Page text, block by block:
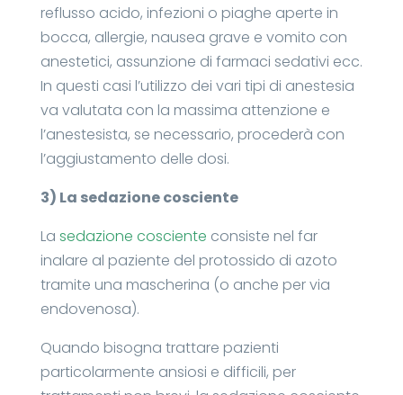
reflusso acido, infezioni o piaghe aperte in
bocca, allergie, nausea grave e vomito con
anestetici, assunzione di farmaci sedativi ecc.
In questi casi l’utilizzo dei vari tipi di anestesia
va valutata con la massima attenzione e
l’anestesista, se necessario, procederà con
l’aggiustamento delle dosi.
3) La sedazione cosciente
La sedazione cosciente consiste nel far
inalare al paziente del protossido di azoto
tramite una mascherina (o anche per via
endovenosa).
Quando bisogna trattare pazienti
particolarmente ansiosi e difficili, per